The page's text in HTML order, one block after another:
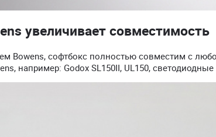
увеличивает совместимость
Bowens, софтбокс полностью совместим с
например: Godox SL150II, UL150,